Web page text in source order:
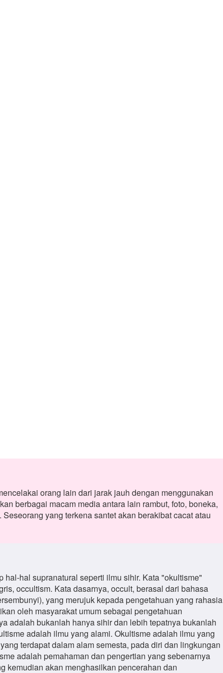
orang lain dari jarak jauh dengan menggunakan
berbagai macam media antara lain rambut, foto, boneka,
yang terkena santet akan berakibat cacat atau
hal supranatural seperti ilmu sihir. Kata "okultisme"
occultism. Kata dasarnya, occult, berasal dari bahasa
yang merujuk kepada pengetahuan yang rahasia
oleh masyarakat umum sebagai pengetahuan
adalah bukanlah hanya sihir dan lebih tepatnya bukanlah
adalah ilmu yang alami. Okultisme adalah ilmu yang
terdapat dalam alam semesta, pada diri dan lingkungan
adalah pemahaman dan pengertian yang sebenarnya
kemudian akan menghasilkan pencerahan dan